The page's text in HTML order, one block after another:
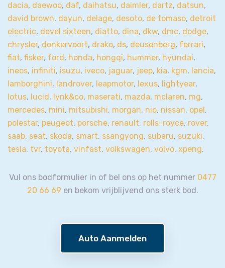
dacia, daewoo, daf, daihatsu, daimler, dartz, datsun,
david brown, dayun, delage, desoto, de tomaso, detroit
electric, devel sixteen, diatto, dina, dkw, dmc, dodge,
chrysler, donkervoort, drako, ds, deusenberg, ferrari,
fiat, fisker, ford , honda, hongqi, hummer, hyundai,
ineos, infiniti, isuzu, iveco, jaguar, jeep, kia, kgm, lancia,
lamborghini, landrover, leapmotor, lexus, lightyear,
lotus, lucid , lynk&co, maserati, mazda, mclaren, mg,
mercedes, mini, mitsubishi, morgan, nio, nissan, opel ,
polestar, peugeot, porsche, renault, rolls-royce, rover,
saab, seat, skoda, smart, ssangyong, subaru, suzuki,
tesla, tvr, toyota, vinfast, volkswagen, volvo, xpeng,
Vul ons bodformulier in of bel ons op het nummer 0477
20 66 69 en bekom vrijblijvend ons sterk bod.
Auto Aanmelden